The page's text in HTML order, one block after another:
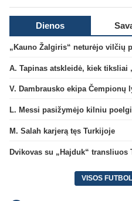
Dienos
„Kauno Žalgiris“ neturėjo vilčių
M. Salah karjerą tęs Turkijoje
VISOS